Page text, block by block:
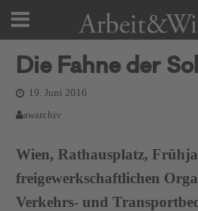
Die Fahne der
19. Juni 2016
awarchiv
Wien, Rathausplatz,
freigewerkschaftlichen
Verkehrs- und